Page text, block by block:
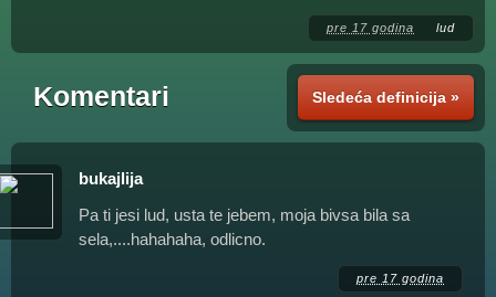
pre 17 godina lud
Sledeća definicija »
Komentari
bukajlija
Pa ti jesi lud, usta te jebem, moja bivsa bila sa
sela,....hahahaha, odlicno.
pre 17 godina